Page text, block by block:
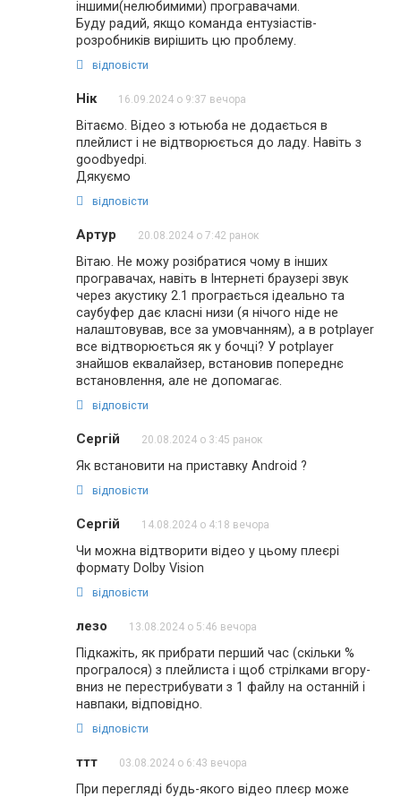
іншими(нелюбимими) програвачами.
Буду радий, якщо команда ентузіастів-
розробників вирішить цю проблему.
відповісти
Нік 16.09.2024 о 9:37 вечора
Вітаємо. Відео з ютьюба не додається в
плейлист і не відтворюється до ладу. Навіть з
goodbyedpi.
Дякуємо
відповісти
Артур 20.08.2024 о 7:42 ранок
Вітаю. Не можу розібратися чому в інших
програвачах, навіть в Інтернеті браузері звук
через акустику 2.1 програється ідеально та
саубуфер дає класні низи (я нічого ніде не
налаштовував, все за умовчанням), а в potplayer
все відтворюється як у бочці? У potplayer
знайшов еквалайзер, встановив попереднє
встановлення, але не допомагає.
відповісти
Сергій 20.08.2024 о 3:45 ранок
Як встановити на приставку Android ?
відповісти
Сергій 14.08.2024 о 4:18 вечора
Чи можна відтворити відео у цьому плеєрі
формату Dolby Vision
відповісти
лезо 13.08.2024 о 5:46 вечора
Підкажіть, як прибрати перший час (скільки %
програлося) з плейлиста і щоб стрілками вгору-
вниз не перестрибувати з 1 файлу на останній і
навпаки, відповідно.
відповісти
ттт 03.08.2024 о 6:43 вечора
При перегляді будь-якого відео плеєр може